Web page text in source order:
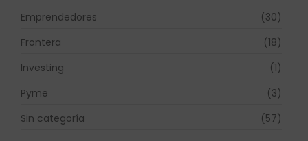
Emprendedores
(30)
Frontera
(18)
Investing
(1)
Pyme
(3)
Sin categoría
(57)